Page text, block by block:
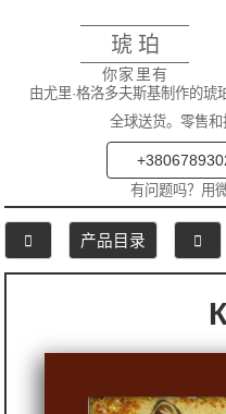
琥珀
你家里有
由尤里·格洛多夫斯基制作的
全球送货。零售
有问题吗？用
产品目录